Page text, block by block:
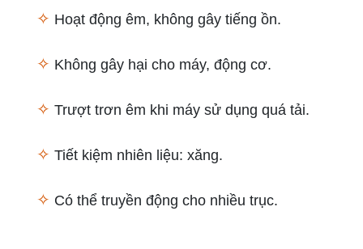
✧ Hoạt động êm, không gây tiếng ồn.
✧ Không gây hại cho máy, động cơ.
✧ Trượt trơn êm khi máy sử dụng quá tải.
✧ Tiết kiệm nhiên liệu: xăng.
✧ Có thể truyền động cho nhiều trục.